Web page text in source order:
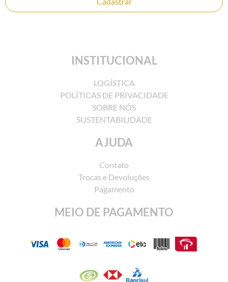
INSTITUCIONAL
LOGÍSTICA
POLÍTICAS DE PRIVACIDADE
SOBRE NÓS
SUSTENTABILIDADE
AJUDA
Contato
Trocas e Devoluções
Pagamento
MEIO DE PAGAMENTO